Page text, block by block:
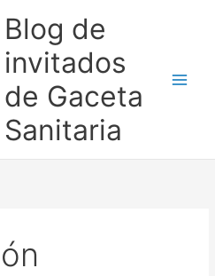
Blog de
invitados
de Gaceta
Sanitaria